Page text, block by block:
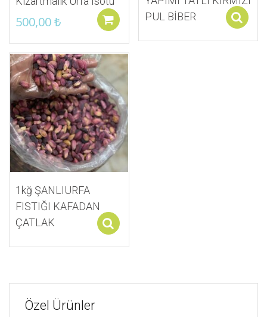
500,00₺ Sepete ekle
PUL BİBER
1kğ ŞANLIURFA
FISTIĞI KAFADAN
ÇATLAK
İstek Listeme Ekle
Özel Ürünler